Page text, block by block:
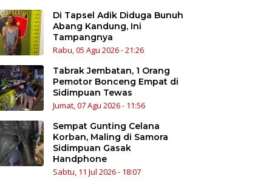
Di Tapsel Adik Diduga Bunuh
Abang Kandung, Ini
Tampangnya
Rabu, 05 Agu 2026 - 21:26
Tabrak Jembatan, 1 Orang
Pemotor Bonceng Empat di
Sidimpuan Tewas
Jumat, 07 Agu 2026 - 11:56
Sempat Gunting Celana
Korban, Maling di Samora
Sidimpuan Gasak
Handphone
Sabtu, 11 Jul 2026 - 18:07